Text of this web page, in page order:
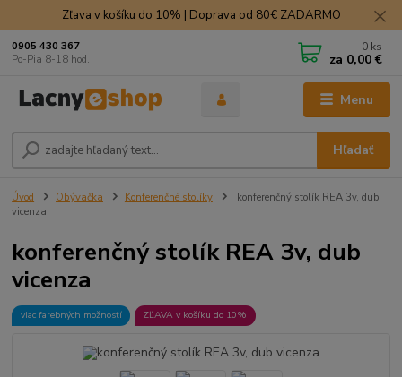
Zľava v košíku do 10% | Doprava od 80€ ZADARMO
Menu
Hľadať
0905 430 367
Po-Pia 8-18 hod.
0 ks
za 0,00 €
Úvod Obývačka Konferenčné stolíky
konferenčný stolík REA 3v, dub
vicenza
konferenčný stolík REA 3v, dub
vicenza
viac farebných možností ZĽAVA v košíku do 10%